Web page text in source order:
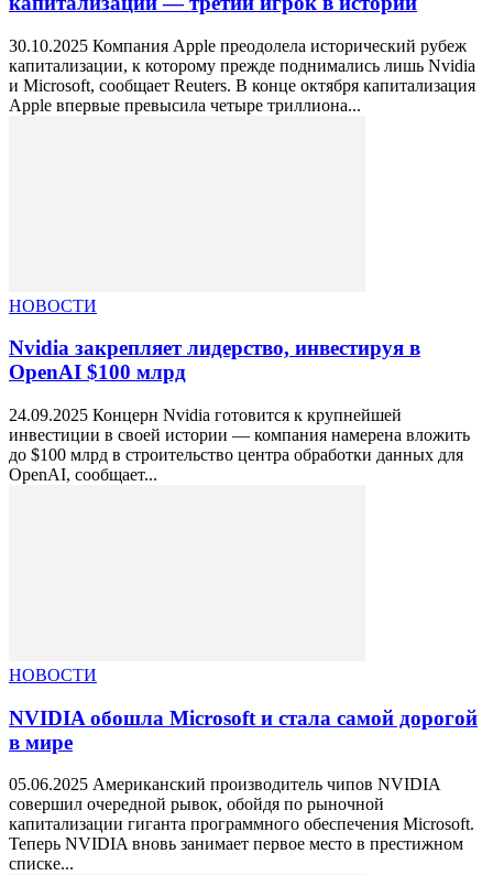
30.10.2025 Компания Apple преодолела исторический рубеж
капитализации, к которому прежде поднимались лишь Nvidia
и Microsoft, сообщает Reuters. В конце октября капитализация
Apple впервые превысила четыре триллиона...
НОВОСТИ
Nvidia закрепляет лидерство, инвестируя в
OpenAI $100 млрд
24.09.2025 Концерн Nvidia готовится к крупнейшей
инвестиции в своей истории — компания намерена вложить
до $100 млрд в строительство центра обработки данных для
OpenAI, сообщает...
НОВОСТИ
NVIDIA обошла Microsoft и стала самой дорогой
в мире
05.06.2025 Американский производитель чипов NVIDIA
совершил очередной рывок, обойдя по рыночной
капитализации гиганта программного обеспечения Microsoft.
Теперь NVIDIA вновь занимает первое место в престижном
списке...